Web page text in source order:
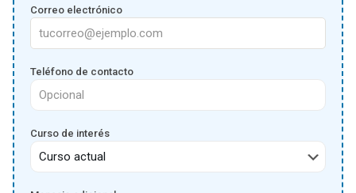
Correo electrónico
Teléfono de contacto
Curso de interés